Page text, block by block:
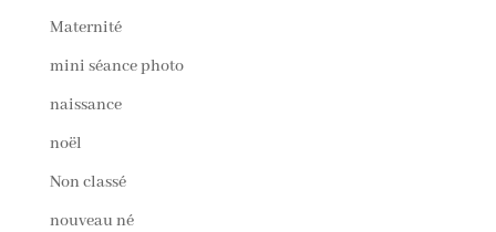
Maternité
mini séance photo
naissance
noël
Non classé
nouveau né